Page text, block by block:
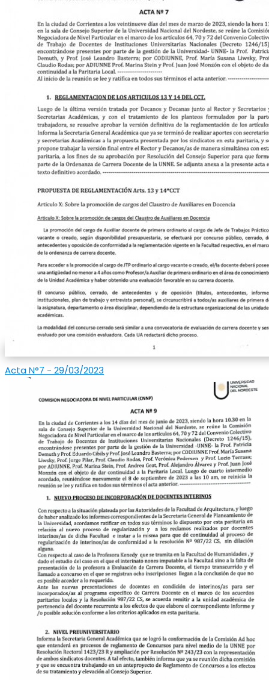
Acta N°7 - 29/03/2023